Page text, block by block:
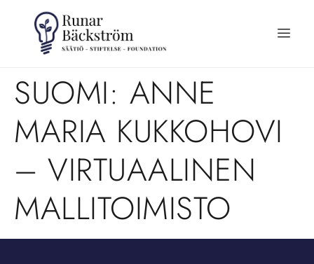
SUOMI: ANNE
MARIA KUKKOHOVI
– VIRTUAALINEN
MALLITOIMISTO